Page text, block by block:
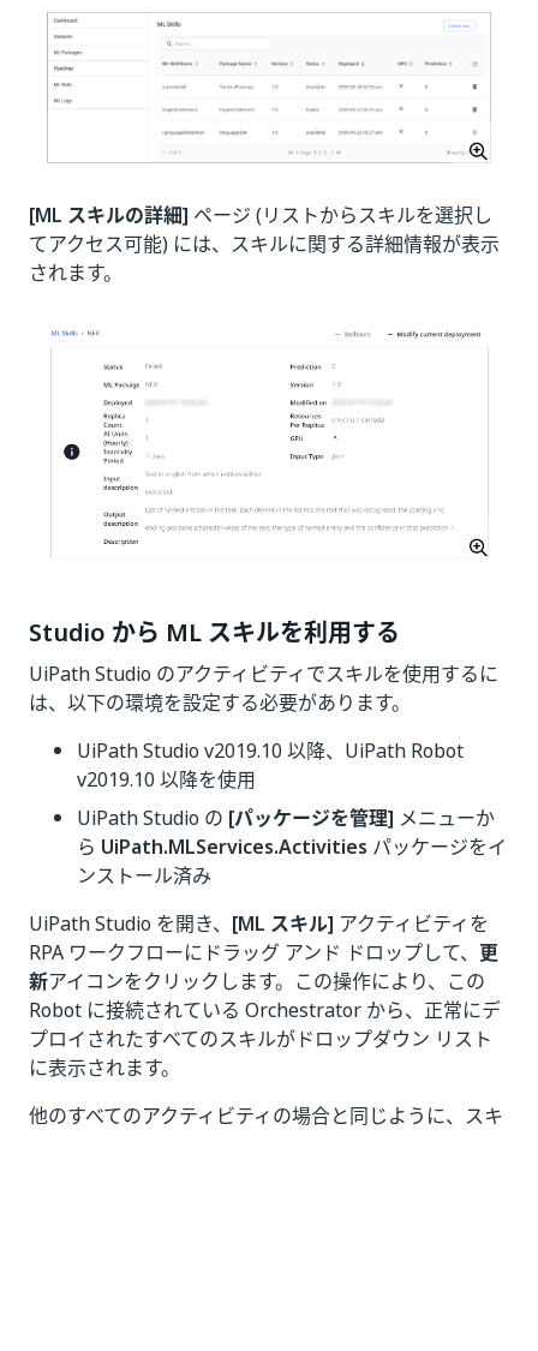
[ML スキルの詳細] ページ (リストからスキルを選択し
てアクセス可能) には、スキルに関する詳細情報が表示
されます。
Studio から ML スキルを利用する
UiPath Studio のアクティビティでスキルを使用するに
は、以下の環境を設定する必要があります。
UiPath Studio v2019.10 以降、UiPath Robot
v2019.10 以降を使用
UiPath Studio の [パッケージを管理] メニューか
ら UiPath.MLServices.Activities パッケージをイ
ンストール済み
UiPath Studio を開き、 [ML スキル] アクティビティを
RPA ワークフローにドラッグ アンド ドロップして、 更
新アイコンをクリックします。この操作により、この
Robot に接続されている Orchestrator から、正常にデ
プロイされたすべてのスキルがドロップダウン リスト
に表示されます。
他のすべてのアクティビティの場合と同じように、スキ